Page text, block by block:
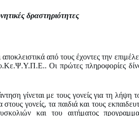
δραστηριότητες
από τους έχοντες την
Οι πρώτες πληροφορίες
γίνεται με τους γονείς για τη λήψη
στους γονείς, τα παιδιά και τους
και του αιτήματος